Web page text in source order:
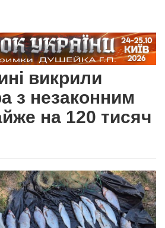
викрили
з незаконним
на 120 тисяч